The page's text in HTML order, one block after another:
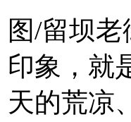
图/留坝
印象，就
天的荒凉